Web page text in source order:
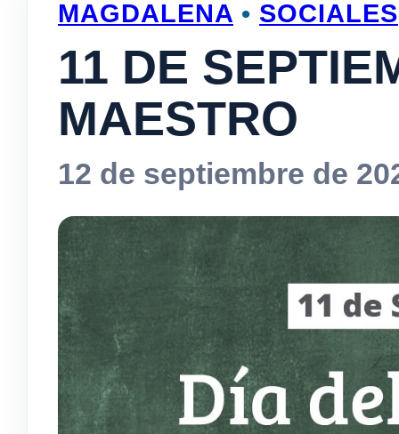
MAGDALENA • SOCIALES
11 DE
MAESTRO
12 de septiembre de